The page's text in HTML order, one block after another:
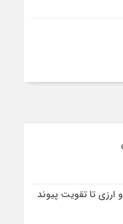
ارزی تا تقویت پیوند